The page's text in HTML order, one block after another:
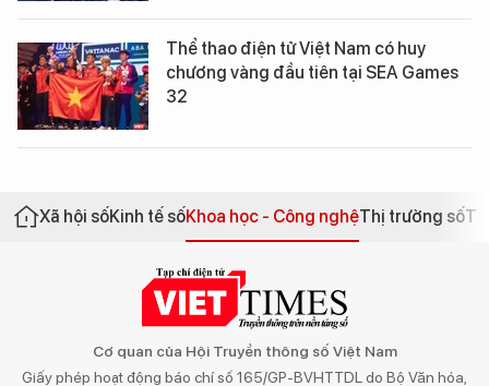
Thể thao điện tử Việt Nam có huy
chương vàng đầu tiên tại SEA Games
32
Xã hội sốKinh tế sốKhoa học - Công nghệThị trường số
Cơ quan của Hội Truyền thông số Việt Nam
Giấy phép hoạt động báo chí số 165/GP-BVHTTDL do Bộ Văn hóa,